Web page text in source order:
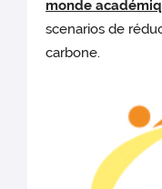
monde
scenarios de
carbone.